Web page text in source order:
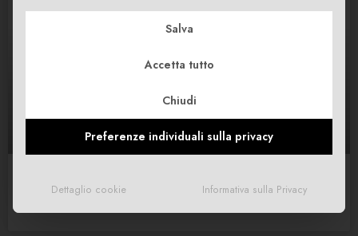
Salva
Accetta tutto
Chiudi
Preferenze individuali sulla privacy
Dettaglio cookie Informativa sulla Privacy